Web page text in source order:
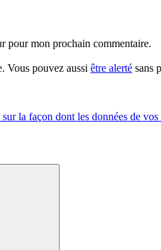
pour mon prochain commentaire.
Vous pouvez aussi être alerté sans
la façon dont les données de